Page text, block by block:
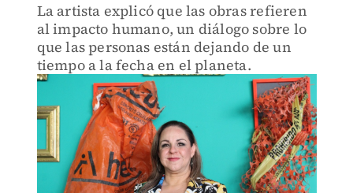
La artista explicó que las obras refieren
al impacto humano, un diálogo sobre lo
que las personas están dejando de un
tiempo a la fecha en el planeta.